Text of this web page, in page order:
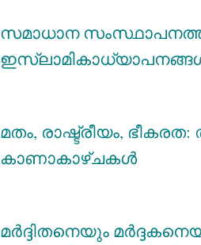
സമാധാന
മതം, രാഷ്ട്രീയം, ഭീകരത:
കാണാകാഴ്ചകൾ
മര്‍ദ്ദിതനെയും